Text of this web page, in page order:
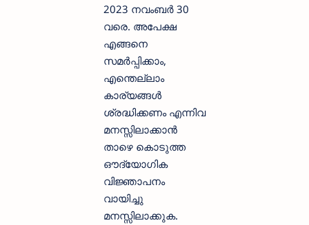
2023 നവംബര്‍ 30
വരെ. അപേക്ഷ
എങ്ങനെ
സമര്‍പ്പിക്കാം,
എന്തെല്ലാം
കാര്യങ്ങള്‍
ശ്രദ്ധിക്കണം എന്നിവ
മനസ്സിലാക്കാന്‍
താഴെ കൊടുത്ത
ഔദ്യോഗിക
വിജ്ഞാപനം
വായിച്ചു
മനസ്സിലാക്കുക.